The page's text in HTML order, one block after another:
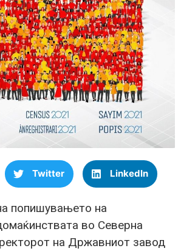
Twitter LinkedIn
попишувањето на
во Северна
на Државниот завод